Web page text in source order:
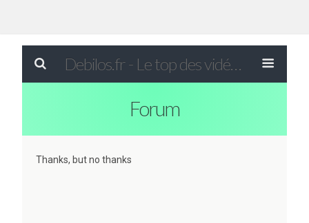
Debilos.fr - Le top des vidéos drôles du WEB !
Forum
Thanks, but no thanks